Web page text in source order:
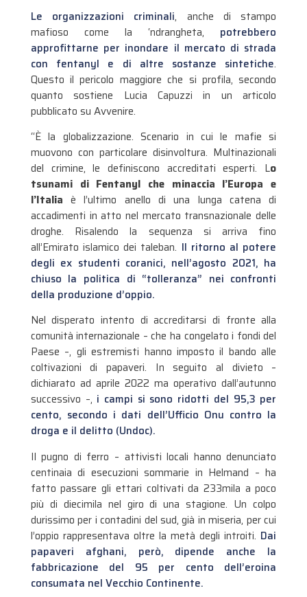
Le organizzazioni criminali, anche di stampo
mafioso come la ‘ndrangheta, potrebbero
approfittarne per inondare il mercato di strada
con fentanyl e di altre sostanze sintetiche.
Questo il pericolo maggiore che si profila, secondo
quanto sostiene Lucia Capuzzi in un articolo
pubblicato su Avvenire.
“È la globalizzazione. Scenario in cui le mafie si
muovono con particolare disinvoltura. Multinazionali
del crimine, le definiscono accreditati esperti. Lo
tsunami di Fentanyl che minaccia l’Europa e
l’Italiaè l’ultimo anello di una lunga catena di
accadimenti in atto nel mercato transnazionale delle
droghe. Risalendo la sequenza si arriva fino
all’Emirato islamico dei taleban. Il ritorno al potere
degli ex studenti coranici, nell’agosto 2021, ha
chiuso la politica di “tolleranza” nei confronti
della produzione d’oppio.
Nel disperato intento di accreditarsi di fronte alla
comunità internazionale – che ha congelato i fondi del
Paese –, gli estremisti hanno imposto il bando alle
coltivazioni di papaveri. In seguito al divieto –
dichiarato ad aprile 2022 ma operativo dall’autunno
successivo –, i campi si sono ridotti del 95,3 per
cento, secondo i dati dell’Ufficio Onu contro la
droga e il delitto (Undoc).
Il pugno di ferro – attivisti locali hanno denunciato
centinaia di esecuzioni sommarie in Helmand – ha
fatto passare gli ettari coltivati da 233mila a poco
più di diecimila nel giro di una stagione. Un colpo
durissimo per i contadini del sud, già in miseria, per cui
l’oppio rappresentava oltre la metà degli introiti. Dai
papaveri afghani, però, dipende anche la
fabbricazione del 95 per cento dell’eroina
consumata nel Vecchio Continente.